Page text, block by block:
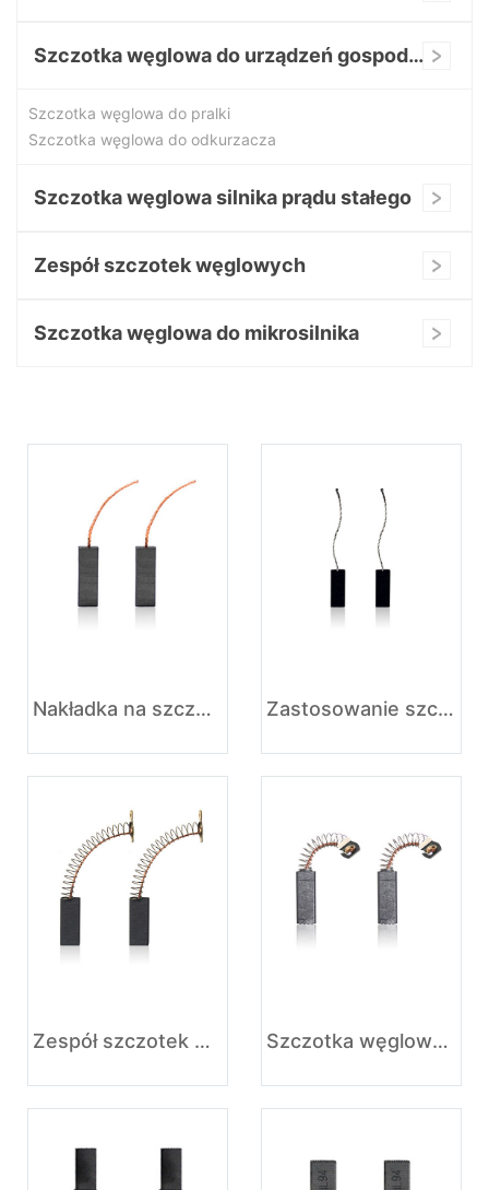
Szczotka węglowa do urządzeń gospodarstwa domowego
Szczotka węglowa do pralki
Szczotka węglowa do odkurzacza
Szczotka węglowa silnika prądu stałego
Zespół szczotek węglowych
Szczotka węglowa do mikrosilnika
Nakładka na szczotkę węglową do maszyny do lodu piaskowego Zastosowanie szczotek węglowych w pralce
Zespół szczotek węglowych do pralki Szczotka węglowa odkurzacza to